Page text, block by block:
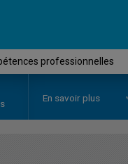
professionnelles
En savoir plus